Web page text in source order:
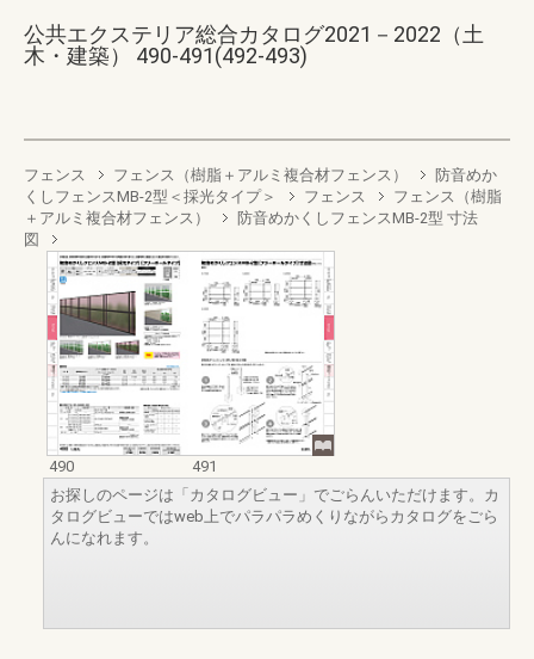
公共エクステリア総合カタログ2021－2022（土
木・建築） 490-491(492-493)
フェンス フェンス（樹脂＋アルミ複合材フェンス）
防音めか
くしフェンスMB-2型＜採光タイプ＞
フェンス
フェンス（樹脂
＋アルミ複合材フェンス）
防音めかくしフェンスMB-2型 寸法
図
490
491
お探しのページは「カタログビュー」でごらんいただけます。カ
タログビューではweb上でパラパラめくりながらカタログをごら
んになれます。